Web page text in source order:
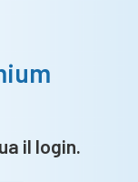
il login.